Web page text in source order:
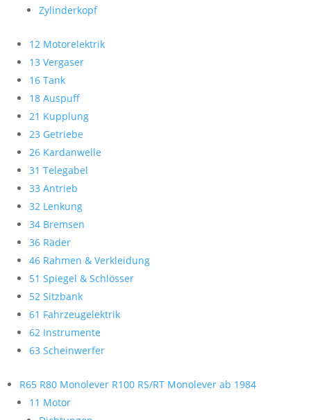
Zylinderkopf
12 Motorelektrik
13 Vergaser
16 Tank
18 Auspuff
21 Kupplung
23 Getriebe
26 Kardanwelle
31 Telegabel
33 Antrieb
32 Lenkung
34 Bremsen
36 Räder
46 Rahmen & Verkleidung
51 Spiegel & Schlösser
52 Sitzbank
61 Fahrzeugelektrik
62 Instrumente
63 Scheinwerfer
R65 R80 Monolever R100 RS/RT Monolever ab 1984
11 Motor